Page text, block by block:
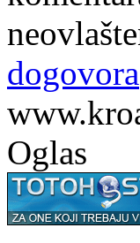
dogovora
Oglas